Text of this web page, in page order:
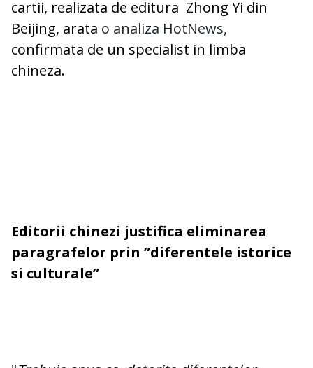
cartii, realizata de editura Zhong Yi din
Beijing, arata o analiza HotNews,
confirmata de un specialist in limba
chineza.
Editorii chinezi justifica eliminarea
paragrafelor prin ”diferentele istorice
si culturale”